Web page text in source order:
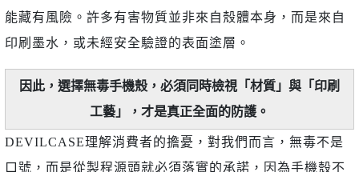
能藏有風險。許多有害物質並非來自殼體本身，而是來自
印刷墨水，或未經安全驗證的表面塗層。
因此，選擇無毒手機殼，必須同時檢視「材質」與「印刷
工藝」，才是真正全面的防護。
DEVILCASE理解消費者的擔憂，對我們而言，無毒不是
口號，而是從製程源頭就必須落實的承諾，因為手機殼不